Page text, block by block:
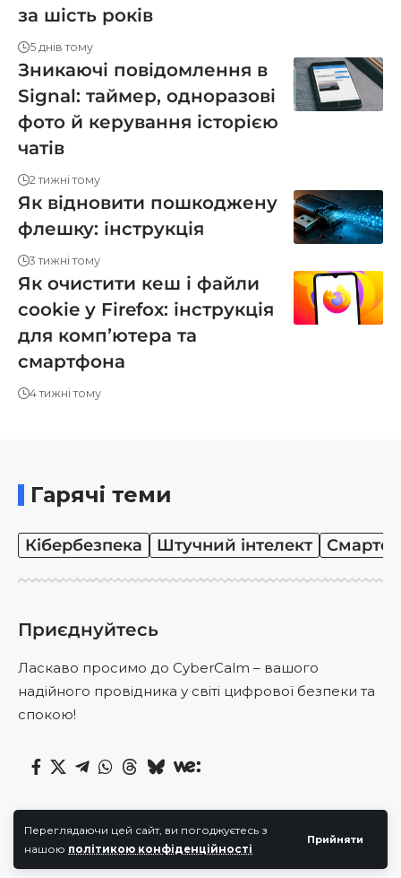
Переглядаючи цей сайт, ви погоджуєтесь з
нашою політикою конфіденційності
Прийняти
за шість років
5 днів тому
Зникаючі повідомлення в
Signal: таймер, одноразові
фото й керування історією
чатів
2 тижні тому
Як відновити пошкоджену
флешку: інструкція
3 тижні тому
Як очистити кеш і файли
cookie у Firefox: інструкція
для компʼютера та
смартфона
4 тижні тому
Гарячі теми
Кібербезпека Штучний інтелект
Приєднуйтесь
Ласкаво просимо до CyberCalm – вашого
надійного провідника у світі цифрової безпеки та
спокою!
Інформація Навігація